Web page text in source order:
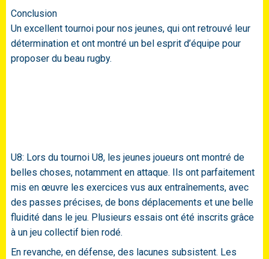
Conclusion
Un excellent tournoi pour nos jeunes, qui ont retrouvé leur
détermination et ont montré un bel esprit d’équipe pour
proposer du beau rugby.
U8: Lors du tournoi U8, les jeunes joueurs ont montré de
belles choses, notamment en attaque. Ils ont parfaitement
mis en œuvre les exercices vus aux entraînements, avec
des passes précises, de bons déplacements et une belle
fluidité dans le jeu. Plusieurs essais ont été inscrits grâce
à un jeu collectif bien rodé.
En revanche, en défense, des lacunes subsistent. Les